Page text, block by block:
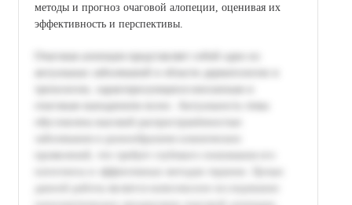
методы и прогноз очаговой алопеции, оценивая их
эффективность и перспективы.